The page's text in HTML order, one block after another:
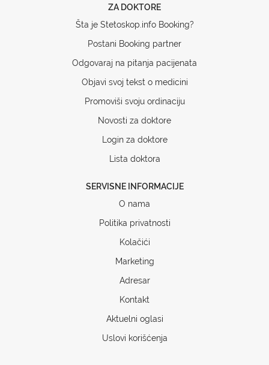
ZA DOKTORE
Šta je Stetoskop.info Booking?
Postani Booking partner
Odgovaraj na pitanja pacijenata
Objavi svoj tekst o medicini
Promoviši svoju ordinaciju
Novosti za doktore
Login za doktore
Lista doktora
SERVISNE INFORMACIJE
O nama
Politika privatnosti
Kolačići
Marketing
Adresar
Kontakt
Aktuelni oglasi
Uslovi korišćenja